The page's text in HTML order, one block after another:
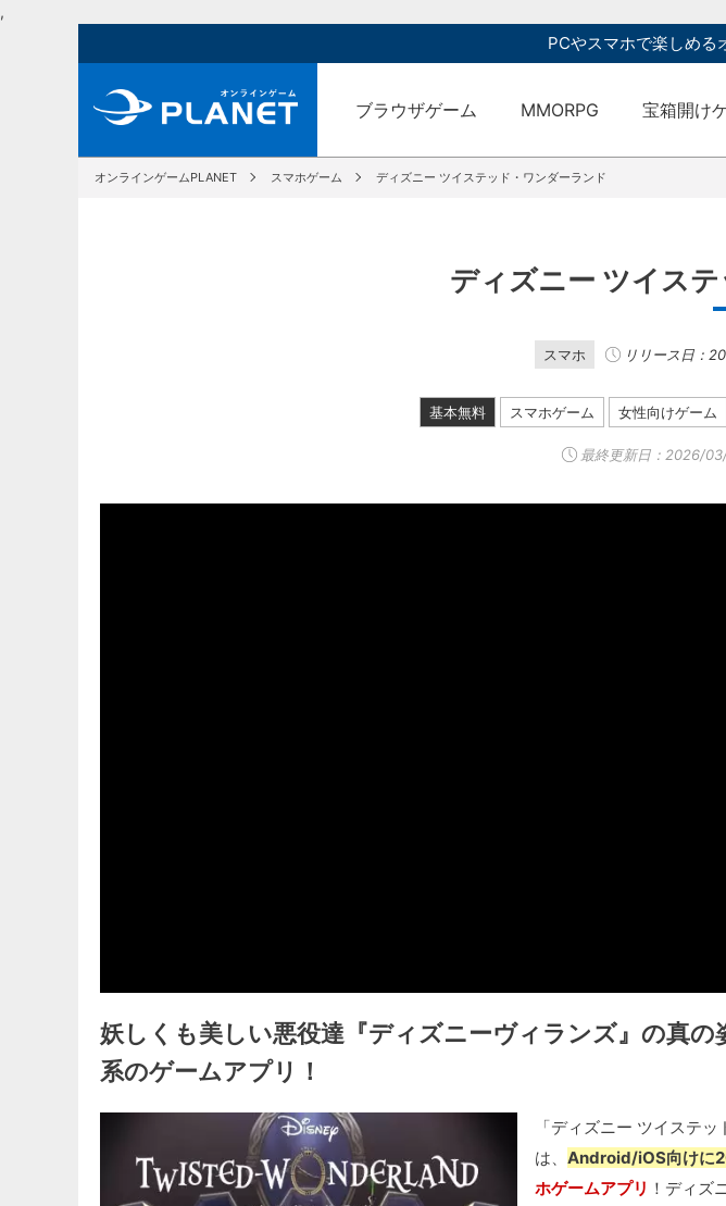
,
PCやスマホで楽しめる
ブラウザゲーム MMORPG 宝箱開け
オンラインゲームPLANET スマホゲーム ディズニー ツイステッド・ワンダーランド
ディズニー ツイス
スマホ リリース日：
基本無料 スマホゲーム 女性向けゲーム
最終更新日： 2026/
妖しくも美しい悪役達『ディズニーヴィランズ』の真の
系のゲームアプリ！
「ディズニー ツイステ
は、Android/iOS向けに
ホゲームアプリ ！ディズ